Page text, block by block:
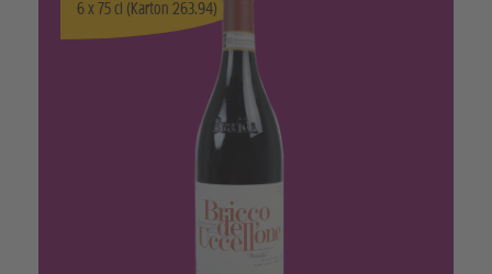
6 x 75 cl (Karton 263.94)